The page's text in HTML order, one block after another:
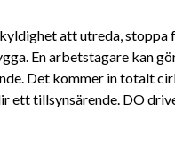
att utreda,
En arbetstagare kan
Det kommer in totalt
ett tillsynsärende. DO